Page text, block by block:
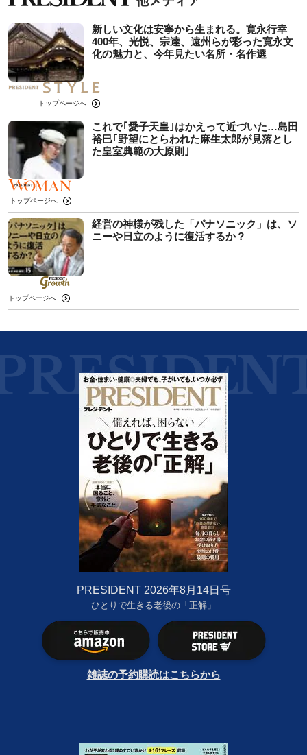
新しい文化は安寧から生まれる。寛永行幸
400年、光悦、宗達、遠州らが彩った寛永文
化の魅力と、今年見たい名所・名作選
トップページへ
これで｢愛子天皇｣はかえって近づいた…島田
裕巳｢野望にとらわれた麻生太郎が見落とし
た皇室典範の大原則｣
トップページへ
経営の神様が残した「パナソニック」は、ソ
ニーや日立のように復活するか？
トップページへ
PRESIDENT 2026年8月14日号
ひとりで生きる老後の「正解」
雑誌の予約購読はこちらから